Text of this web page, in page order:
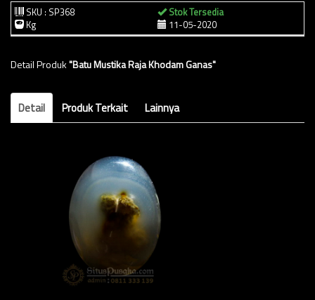
SKU : SP368
Stok Tersedia
Kg
11-05-2020
Detail Produk"Batu Mustika Raja Khodam Ganas"
Detail Produk Terkait Lainnya